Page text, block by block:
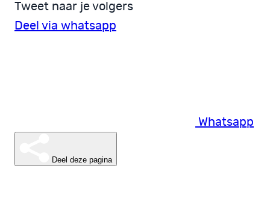
Tweet naar je volgers
Deel via whatsapp
Whatsapp
Deel deze pagina